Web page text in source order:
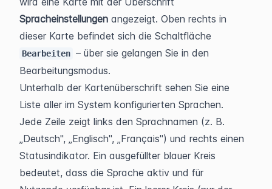
Spracheinstellungen angezeigt. Oben rechts in
Bearbeiten – über sie gelangen Sie in den
Bearbeitungsmodus.
Unterhalb der Kartenüberschrift sehen Sie eine
Liste aller im System konfigurierten Sprachen.
Jede Zeile zeigt links den Sprachnamen (z. B.
„Deutsch", „Englisch", „Français") und rechts einen
Statusindikator. Ein ausgefüllter blauer Kreis
bedeutet, dass die Sprache aktiv und für